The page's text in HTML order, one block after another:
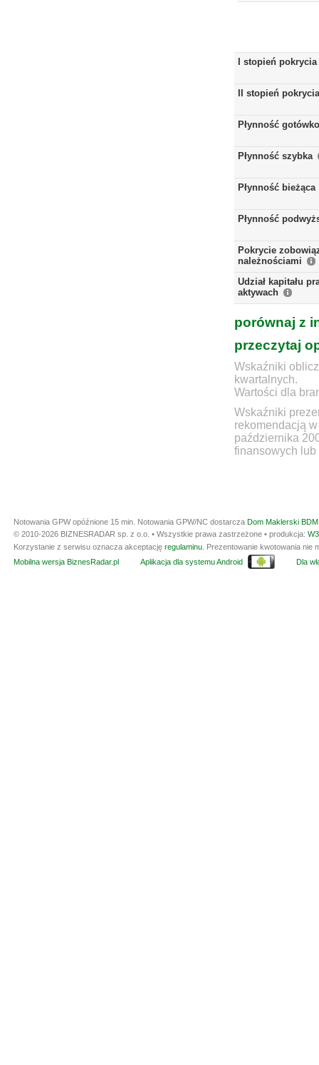
I stopień pokrycia
II stopień pokrycia
Płynność
Płynność szybka
Płynność bieżąca
Płynność
Pokrycie
należnościami
Udział kapitału
aktywach
porównaj z
przeczytaj
Wskaźniki
kwartalnych.
Wartości dla
Wskaźniki
rekomendacją
października
finansowych lub
Notowania GPW opóźnione 15 min. Notowania GPW/NC dostarcza Dom Maklerski
© 2010-2026 BIZNESRADAR sp. z o.o. • Wszystkie prawa zastrzeżone • produkcja:
Korzystanie z serwisu oznacza akceptację regulaminu . Prezentowanie kwotowania
Mobilna wersja BiznesRadar.pl
Aplikacja dla systemu Android Dla